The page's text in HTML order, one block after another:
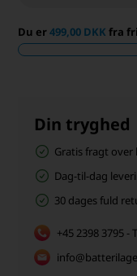
Du er499,00 DKK fra
Din tryghed
Gratis fragt over
Dag-til-dag
30 dages fuld
+45 2398 3795 -